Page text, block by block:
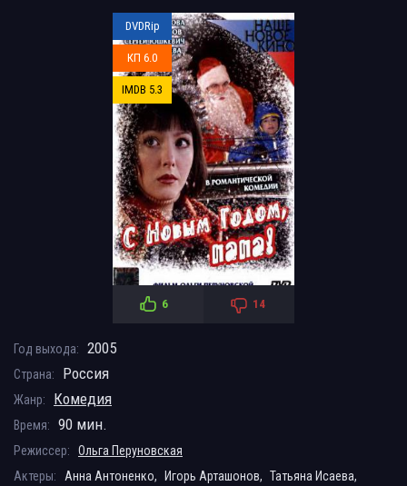
DVDRip
КП 6.0
IMDB 5.3
6 14
Год выхода: 2005
Страна: Россия
Жанр: Комедия
Время: 90 мин.
Режиссер:
Ольга Перуновская
Актеры:
Анна Антоненко, Игорь Арташонов, Татьяна Исаева,